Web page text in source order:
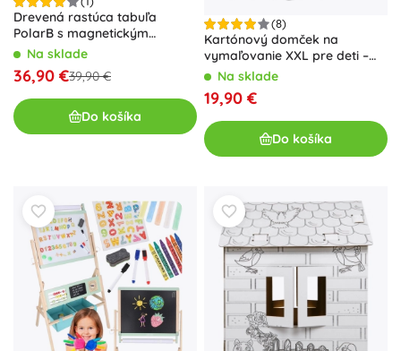
Drevená rastúca tabuľa
PolarB s magnetickým
povrchom
Na sklade
36,90 €39,90 €
Do košíka
(8)
Kartónový domček na
vymaľovanie XXL pre deti –
AutoNa sklade
19,90 €
Do košíka